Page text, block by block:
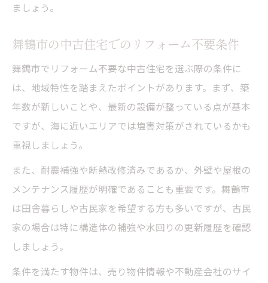
ましょう。
舞鶴市の中古住宅でのリフォーム不要条件
舞鶴市でリフォーム不要な中古住宅を選ぶ際の条件に
は、地域特性を踏まえたポイントがあります。まず、築
年数が新しいことや、最新の設備が整っている点が基本
ですが、海に近いエリアでは塩害対策がされているかも
重視しましょう。
また、耐震補強や断熱改修済みであるか、外壁や屋根の
メンテナンス履歴が明確であることも重要です。舞鶴市
は田舎暮らしや古民家を希望する方も多いですが、古民
家の場合は特に構造体の補強や水回りの更新履歴を確認
しましょう。
条件を満たす物件は、売り物件情報や不動産会社のサイ